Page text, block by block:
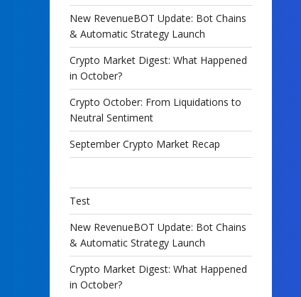
New RevenueBOT Update: Bot Chains
& Automatic Strategy Launch
Crypto Market Digest: What Happened
in October?
Crypto October: From Liquidations to
Neutral Sentiment
September Crypto Market Recap
Test
New RevenueBOT Update: Bot Chains
& Automatic Strategy Launch
Crypto Market Digest: What Happened
in October?